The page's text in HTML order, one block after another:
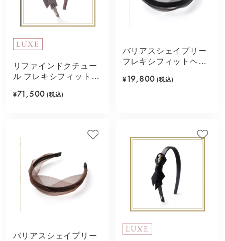
LUXE
リファインドクチュー
ル フレキシフィットヘ
ュ)
¥71,500 (税込)
バリアスシェイプリー
フレキシフィットヘア
¥ 19,800 (税込)
バリアスシェイプリー
LUXE